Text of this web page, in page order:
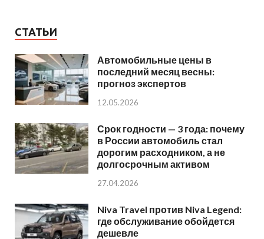
СТАТЬИ
Автомобильные цены в
последний месяц весны:
прогноз экспертов
12.05.2026
Срок годности — 3 года: почему
в России автомобиль стал
дорогим расходником, а не
долгосрочным активом
27.04.2026
Niva Travel против Niva Legend:
где обслуживание обойдется
дешевле